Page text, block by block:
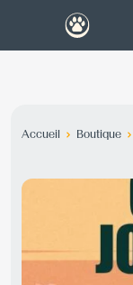
Accueil Boutique